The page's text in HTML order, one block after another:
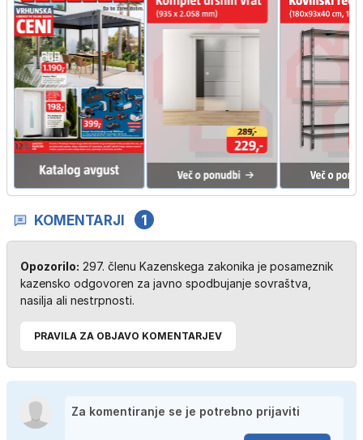
KOMENTARJI 1
Opozorilo: 297. členu Kazenskega zakonika je posameznik
kazensko odgovoren za javno spodbujanje sovraštva,
nasilja ali nestrpnosti.
PRAVILA ZA OBJAVO KOMENTARJEV